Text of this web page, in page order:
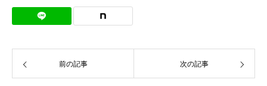
前の記事 次の記事